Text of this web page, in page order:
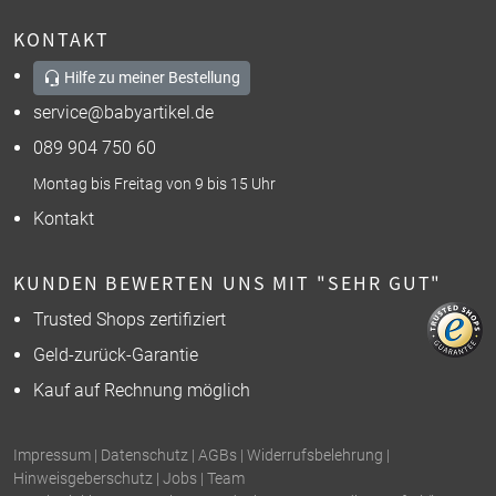
KONTAKT
Hilfe zu meiner Bestellung
service@babyartikel.de
089 904 750 60
Montag bis Freitag von 9 bis 15 Uhr
Kontakt
KUNDEN BEWERTEN UNS MIT "SEHR GUT"
Trusted Shops zertifiziert
Geld-zurück-Garantie
Kauf auf Rechnung möglich
Impressum | Datenschutz | AGBs | Widerrufsbelehrung |
Hinweisgeberschutz | Jobs | Team